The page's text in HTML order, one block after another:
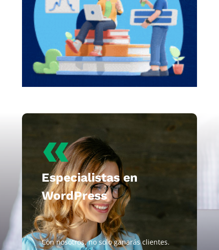
«
Especialistas en
WordPress
Con nosotros, no solo ganarás clientes.